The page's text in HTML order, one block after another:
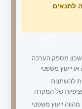
לתנאים
מספק הערכה
ייעוץ משפטי
להשתנות
של המקרה
ייעוץ משפטי